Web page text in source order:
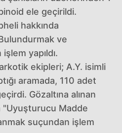
ele geçirildi.
hakkında
ve
yapıldı.
ekipleri; A.Y. isimli
aramada, 110 adet
Gözaltına alınan
"Uyuşturucu Madde
suçundan işlem